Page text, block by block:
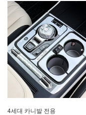
4세대 카니발 전용